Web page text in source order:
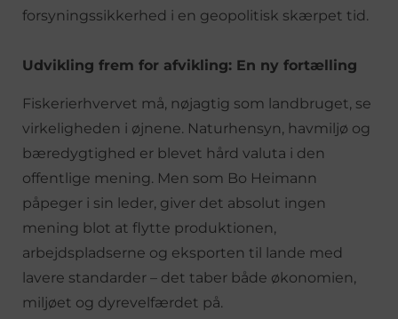
forsyningssikkerhed i en geopolitisk skærpet tid.
Udvikling frem for afvikling: En ny fortælling
Fiskerierhvervet må, nøjagtig som landbruget, se
virkeligheden i øjnene. Naturhensyn, havmiljø og
bæredygtighed er blevet hård valuta i den
offentlige mening. Men som Bo Heimann
påpeger i sin leder, giver det absolut ingen
mening blot at flytte produktionen,
arbejdspladserne og eksporten til lande med
lavere standarder – det taber både økonomien,
miljøet og dyrevelfærdet på.